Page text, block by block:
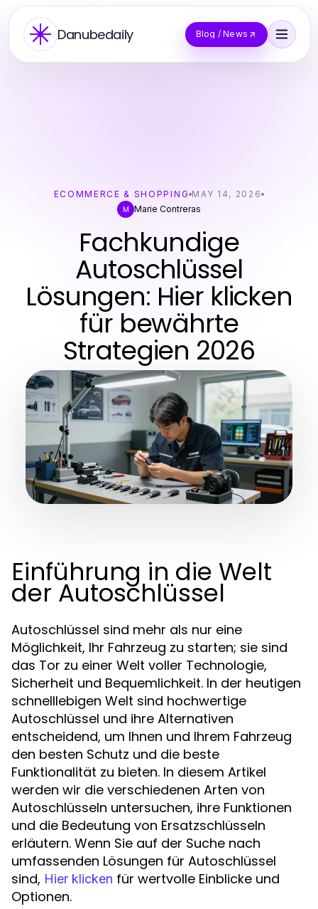
Danubedaily Blog / News
ECOMMERCE & SHOPPING MAY 14, 2026
M Marie Contreras
Fachkundige
Autoschlüssel
Lösungen: Hier klicken
für bewährte
Strategien 2026
Einführung in die Welt
der Autoschlüssel
Autoschlüssel sind mehr als nur eine
Möglichkeit, Ihr Fahrzeug zu starten; sie sind
das Tor zu einer Welt voller Technologie,
Sicherheit und Bequemlichkeit. In der heutigen
schnelllebigen Welt sind hochwertige
Autoschlüssel und ihre Alternativen
entscheidend, um Ihnen und Ihrem Fahrzeug
den besten Schutz und die beste
Funktionalität zu bieten. In diesem Artikel
werden wir die verschiedenen Arten von
Autoschlüsseln untersuchen, ihre Funktionen
und die Bedeutung von Ersatzschlüsseln
erläutern. Wenn Sie auf der Suche nach
umfassenden Lösungen für Autoschlüssel
sind, Hier klicken für wertvolle Einblicke und
Optionen.